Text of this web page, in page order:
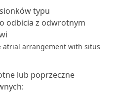
typu
odbicia z odwrotnym
atrial arrangement with situs
lub poprzeczne